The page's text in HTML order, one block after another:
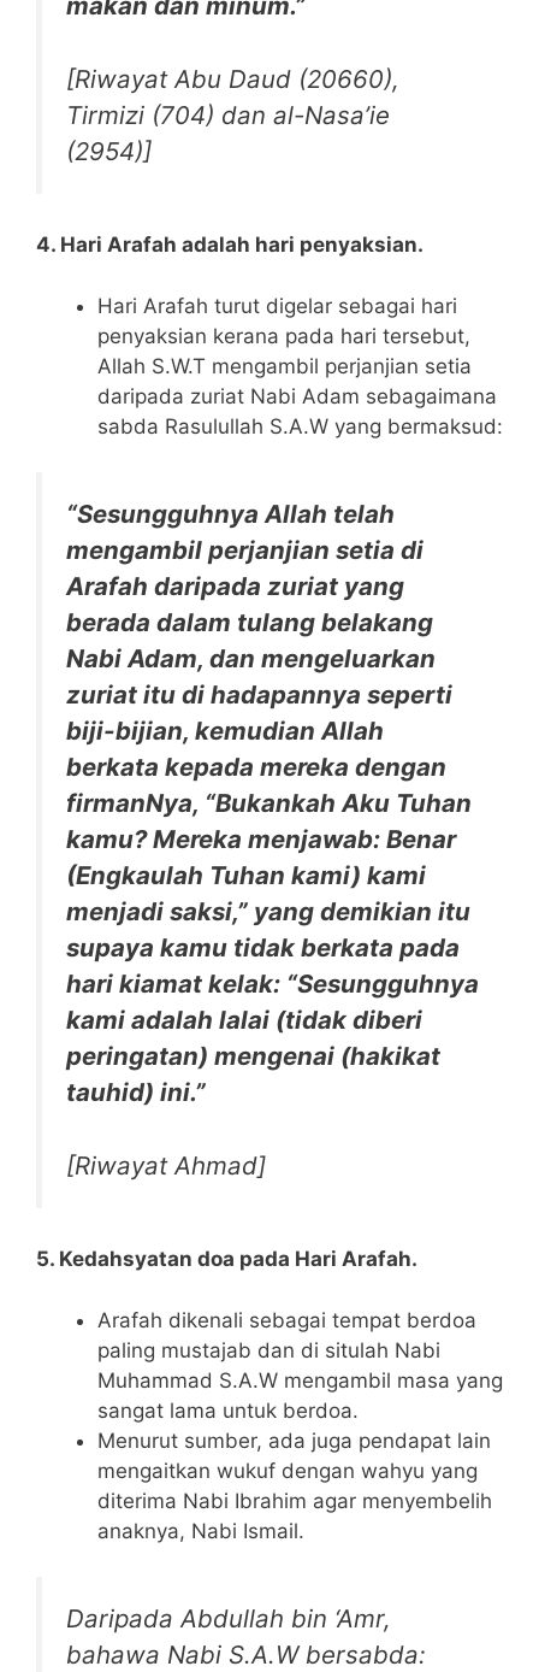
[Riwayat Abu Daud (20660),
Tirmizi (704) dan al-Nasa’ie
(2954)]
4. Hari Arafah adalah hari penyaksian.
Hari Arafah turut digelar sebagai hari
penyaksian kerana pada hari tersebut,
Allah S.W.T mengambil perjanjian setia
daripada zuriat Nabi Adam sebagaimana
sabda Rasulullah S.A.W yang bermaksud:
“Sesungguhnya Allah telah
mengambil perjanjian setia di
Arafah daripada zuriat yang
berada dalam tulang belakang
Nabi Adam, dan mengeluarkan
zuriat itu di hadapannya seperti
biji-bijian, kemudian Allah
berkata kepada mereka dengan
firmanNya, “Bukankah Aku Tuhan
kamu? Mereka menjawab: Benar
(Engkaulah Tuhan kami) kami
menjadi saksi,” yang demikian itu
supaya kamu tidak berkata pada
hari kiamat kelak: “Sesungguhnya
kami adalah lalai (tidak diberi
peringatan) mengenai (hakikat
tauhid) ini.”
[Riwayat Ahmad]
5. Kedahsyatan doa pada Hari Arafah.
Arafah dikenali sebagai tempat berdoa
paling mustajab dan di situlah Nabi
Muhammad S.A.W mengambil masa yang
sangat lama untuk berdoa.
Menurut sumber, ada juga pendapat lain
mengaitkan wukuf dengan wahyu yang
diterima Nabi Ibrahim agar menyembelih
anaknya, Nabi Ismail.
Daripada Abdullah bin ‘Amr,
bahawa Nabi S.A.W bersabda: